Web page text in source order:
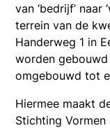
van ‘bedrijf’ naar
terrein van de
Handerweg 1 in
worden
omgebouwd tot
Hiermee maakt
Stichting Vormen